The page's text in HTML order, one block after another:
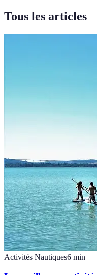
Tous les articles
Activités Nautiques6 min